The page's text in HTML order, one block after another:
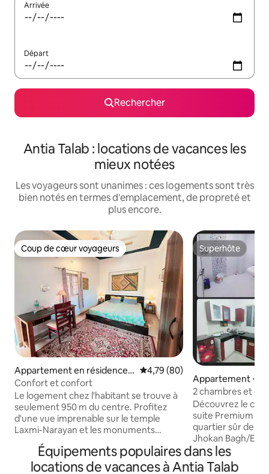
Arrivée
Départ
Rechercher
Antia Talab : locations de vacances les
mieux notées
Les voyageurs sont unanimes : ces logements sont très
bien notés en termes d'emplacement, de propreté et
plus encore.
Coup de cœur voyageurs
Coup de cœur voyageurs
Appartement en résidence ⋅
Orchha
Évaluation moyenne sur la
4,79 (80)
Confort et confort
Le logement chez l'habitant se trouve à
seulement 950 m du centre. Profitez
d'une vue imprenable sur le temple
Laxmi-Narayan et les monuments
voisins depuis votre toit-terrasse privé,
idéal pour admirer les couchers de soleil
et observer les étoiles. Le premier étage
Superhôte
Superhôte
Appartement ⋅
2 chambres et
Cœur de Jhansi,
Découvrez le
suite Premium
quartier sûr de
Jhokan Bagh/
en face du
gurdwara. Cet
Équipements populaires dans les
locations de vacances à Antia Talab